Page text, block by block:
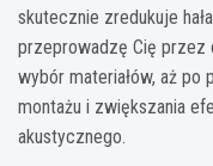
skutecznie zredukuje
przeprowadzę Cię przez
wybór materiałów, aż
montażu i zwiększania
akustycznego.